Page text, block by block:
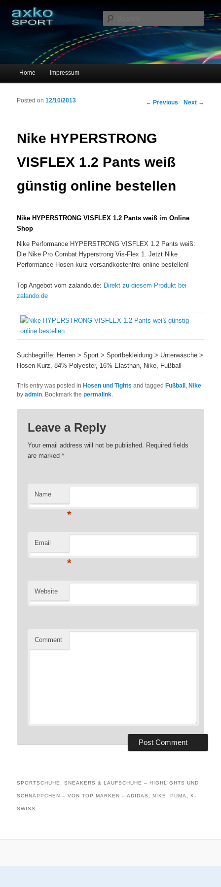
axko-sport – Sportschuhe online
Main menu
Skip to primary content
Skip to secondary content
Home Impressum
Post navigation
← Previous Next →
Nike HYPERSTRONG
VISFLEX 1.2 Pants weiß
günstig online bestellen
Posted on12/10/2013
Nike HYPERSTRONG VISFLEX 1.2 Pants weiß im Online
Shop
Nike Performance HYPERSTRONG VISFLEX 1.2 Pants weiß:
Die Nike Pro Combat Hyperstrong Vis-Flex 1. Jetzt Nike
Performance Hosen kurz versandkostenfrei online bestellen!
Top Angebot vom zalando.de: Direkt zu diesem Produkt bei
zalando.de
Suchbegriffe: Herren > Sport > Sportbekleidung > Unterwäsche >
Hosen Kurz, 84% Polyester, 16% Elasthan, Nike, Fußball
This entry was posted inHosen und Tights and taggedFußball,Nike
byadmin. Bookmark thepermalink.
Leave a Reply
Your email address will not be published. Required fields
are marked*
Name
*
Email
*
Website
Comment
SPORTSCHUHE, SNEAKERS & LAUFSCHUHE – HIGHLIGHTS UND
SCHNÄPPCHEN – VON TOP MARKEN – ADIDAS, NIKE, PUMA, K-
SWISS